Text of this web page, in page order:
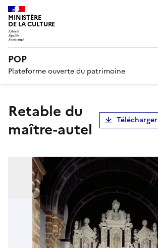
MINISTÈRE
DE LA CULTURE
POP
Plateforme ouverte du patrimoine
retable du
maître-autel
Télécharger